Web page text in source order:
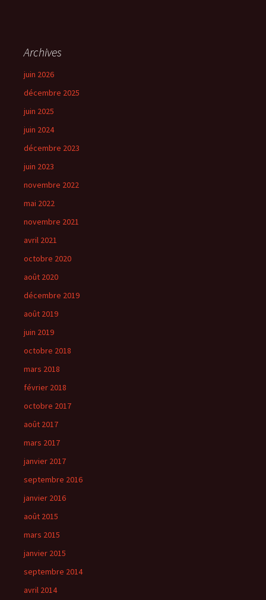
Archives
juin 2026
décembre 2025
juin 2025
juin 2024
décembre 2023
juin 2023
novembre 2022
mai 2022
novembre 2021
avril 2021
octobre 2020
août 2020
décembre 2019
août 2019
juin 2019
octobre 2018
mars 2018
février 2018
octobre 2017
août 2017
mars 2017
janvier 2017
septembre 2016
janvier 2016
août 2015
mars 2015
janvier 2015
septembre 2014
avril 2014